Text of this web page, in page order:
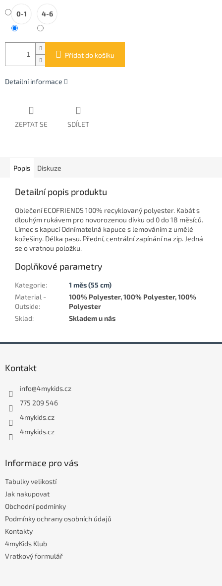
0-1 4-6
Přidat do košíku
Detailní informace
ZEPTAT SE SDÍLET
Popis Diskuze
Detailní popis produktu
Oblečení ECOFRIENDS 100% recyklovaný polyester. Kabát s
dlouhým rukávem pro novorozenou dívku od 0 do 18 měsíců.
Límec s kapucí Odnímatelná kapuce s lemováním z umělé
kožešiny. Délka pasu. Přední, centrální zapínání na zip. Jedná
se o vratnou položku.
Doplňkové parametry
Kategorie:
1 měs (55 cm)
Material -
Outside:
100% Polyester, 100% Polyester, 100%
Polyester
Sklad: Skladem u nás
Kontakt
info@4mykids.cz
775 209 546
4mykids.cz
4mykids.cz
Informace pro vás
Tabulky velikostí
Jak nakupovat
Obchodní podmínky
Podmínky ochrany osobních údajů
Kontakty
4myKids Klub
Vratkový formulář